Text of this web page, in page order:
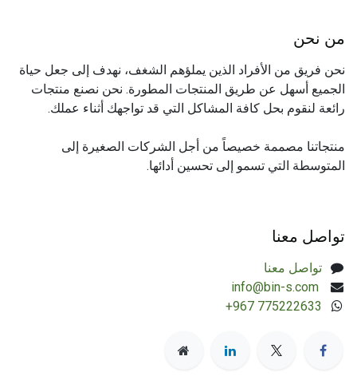
من نحن
نحن فريق من الأفراد الذين يملؤهم الشغف، نهدف إلى جعل حياة
الجميع أسهل عن طريق المنتجات المطورة. نحن نصنع منتجات
رائعة لنقوم بحل كافة المشاكل التي قد تواجهك أثناء عملك.
منتجاتنا مصممة خصيصاً من أجل الشركات الصغيرة إلى
المتوسطة التي تسمو إلى تحسين أدائها.
تواصل معنا
تواصل معنا
+967 775222633